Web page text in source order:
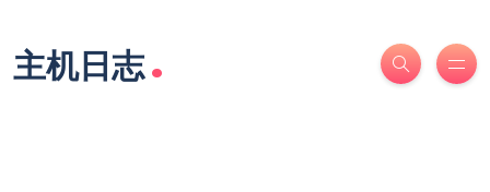
主机日志.